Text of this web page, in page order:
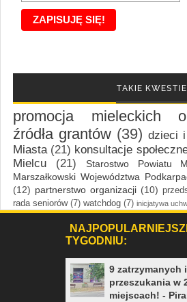
TAKIE
promocja mieleckich
źródła grantów (39) dzieci i
Miasta (21) konsultacje
Mielcu
(21) Starostwo Powiatu
Marszałkowski Województwa
(12) partnerstwo organizacji (10)
rada seniorów (7) watchdog (7) inicjatywa
TYGODNIU:
9 zatrzymanych i
przeszukania w
miejscach! -